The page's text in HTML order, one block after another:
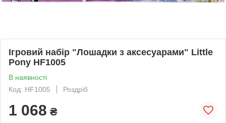
Ігровий набір "Лошадки з аксесуарами" Little
Pony HF1005
В наявності
Код: HF1005
Роздріб
1 068 ₴